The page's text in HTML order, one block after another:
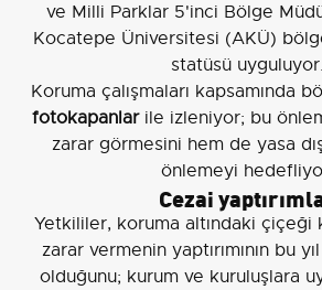
ve Milli Parklar 5'inci Bölge
Kocatepe Üniversitesi (AKÜ)
statüsü uyguluyor.
Koruma çalışmaları kapsamında
fotokapanlarile izleniyor; bu
zarar görmesini hem de yasa
önlemeyi
Cezai
Yetkililer, koruma altındaki çiçeği
zarar vermenin yaptırımının bu yıl
olduğunu; kurum ve kuruluşlara